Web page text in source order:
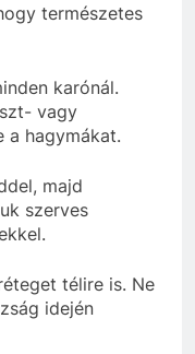
természetes
karónál.
vagy
a hagymákat.
majd
szerves
télire is. Ne
idején